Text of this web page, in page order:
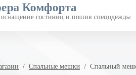
Комфорта
оснащение гостиниц и пошив спецодежды
  /
Спальные мешки
/  Спальный